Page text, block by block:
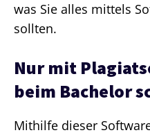
was Sie alles mittels
sollten.
Nur mit
beim Bachelor
Mithilfe dieser